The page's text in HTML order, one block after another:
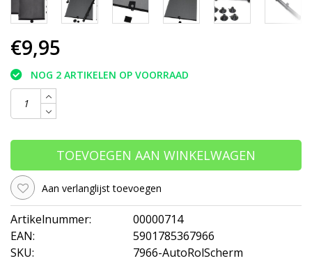
€9,95
NOG 2 ARTIKELEN OP VOORRAAD
TOEVOEGEN AAN WINKELWAGEN
Aan verlanglijst toevoegen
Artikelnummer:
00000714
EAN:
5901785367966
SKU:
7966-AutoRolScherm